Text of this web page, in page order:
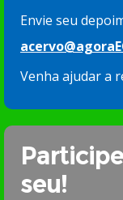
Envie seu
Venha ajudar a
seu!